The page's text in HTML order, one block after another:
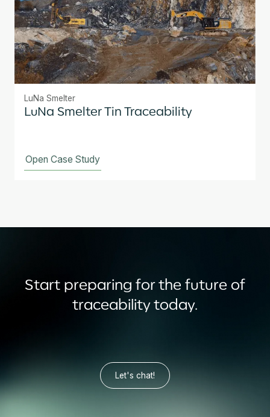
LuNa Smelter
LuNa Smelter Tin Traceability
Open Case Study
Start preparing for the future of
traceability today.
Let's chat!